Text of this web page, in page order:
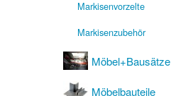
Markisenvorzelte
Markisenzubehör
Möbel+Bausätze
Möbelbauteile